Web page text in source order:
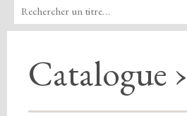
Catalogue